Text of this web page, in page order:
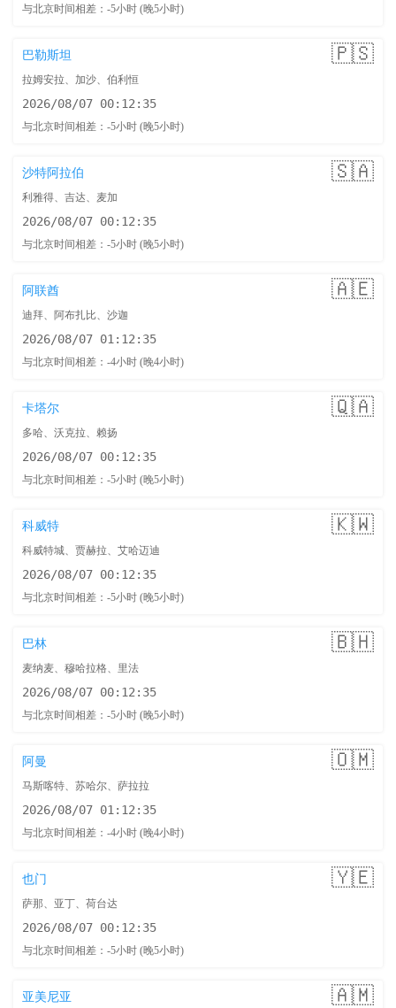
与北京时间相差：-5小时 (晚5小时)
🇵🇸
巴勒斯坦
拉姆安拉、加沙、伯利恒
2026/08/07 00:12:36
与北京时间相差：-5小时 (晚5小时)
🇸🇦
沙特阿拉伯
利雅得、吉达、麦加
2026/08/07 00:12:36
与北京时间相差：-5小时 (晚5小时)
🇦🇪
阿联酋
迪拜、阿布扎比、沙迦
2026/08/07 01:12:36
与北京时间相差：-4小时 (晚4小时)
🇶🇦
卡塔尔
多哈、沃克拉、赖扬
2026/08/07 00:12:36
与北京时间相差：-5小时 (晚5小时)
🇰🇼
科威特
科威特城、贾赫拉、艾哈迈迪
2026/08/07 00:12:36
与北京时间相差：-5小时 (晚5小时)
🇧🇭
巴林
麦纳麦、穆哈拉格、里法
2026/08/07 00:12:36
与北京时间相差：-5小时 (晚5小时)
🇴🇲
阿曼
马斯喀特、苏哈尔、萨拉拉
2026/08/07 01:12:36
与北京时间相差：-4小时 (晚4小时)
🇾🇪
也门
萨那、亚丁、荷台达
2026/08/07 00:12:36
与北京时间相差：-5小时 (晚5小时)
🇦🇲
亚美尼亚